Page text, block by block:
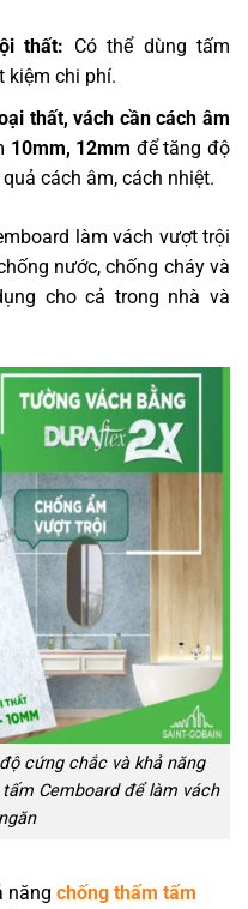
thất: Có thể dùng tấm
kiệm chi phí.
thất, vách cần cách âm
10mm, 12mm để tăng độ
cách âm, cách nhiệt.
làm vách vượt trội
nước, chống cháy và
cho cả trong nhà và
cứng chắc và khả năng
Cemboard để làm vách
năng chống thấm tấm